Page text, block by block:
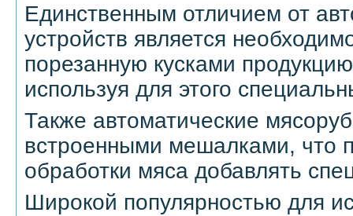
Единственным отличием от
устройств является
порезанную кусками
используя для этого
Также автоматические
встроенными мешалками, что
обработки мяса добавлять
Широкой популярностью для